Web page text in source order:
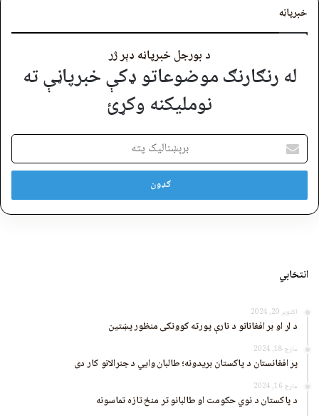
خبرپاڼه
د بورجل خبرپاڼه ډېر ژر
له رنګارنګ موضوعاتو ډکې خبرپاڼې ته
نوملیکنه وکړئ
برېښنالیک
پته
انتخابي
اکتوبر 20, 2024
د لر او بر افغانانو د نارې پورته کوونکی منظور پښتین
مارچ 18, 2024
پر افغانستان د پاکستان بریدونه؛ طالبان وايي د جنرالانو کار دی
مارچ 16, 2024
د پاکستان د نوي حکومت او طالبانو تر منځ تازه تماسونه